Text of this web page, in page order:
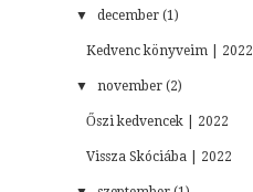
▼ december (1)
Kedvenc könyveim | 2022
▼ november (2)
Őszi kedvencek | 2022
Vissza Skóciába | 2022